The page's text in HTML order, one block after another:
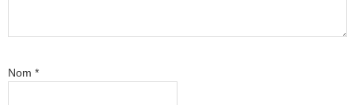
Nom *